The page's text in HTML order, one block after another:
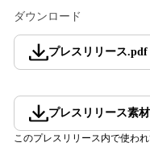
ダウンロード
プレスリリース.pdf
プレスリリース素材
このプレスリリース内で使わ